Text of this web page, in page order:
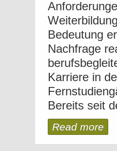
Bedeutung
Nachfrage
Karriere in
Bereits seit
Read more